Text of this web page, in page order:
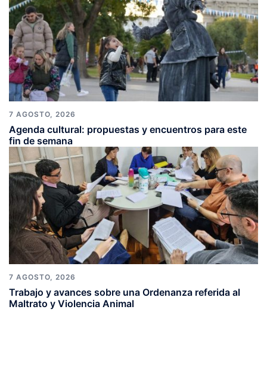
7 AGOSTO, 2026
Agenda cultural: propuestas y encuentros para este
fin de semana
7 AGOSTO, 2026
Trabajo y avances sobre una Ordenanza referida al
Maltrato y Violencia Animal